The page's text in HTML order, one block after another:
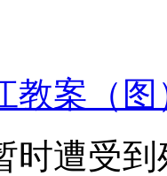
教案（图
时遭受